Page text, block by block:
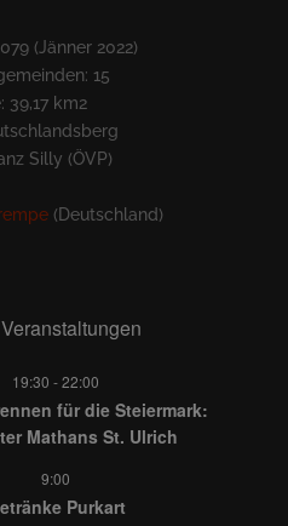
(Jänner 2022)
15
39,17 km2
Silly (ÖVP)
(Deutschland)
19:30 -22:00
für die Steiermark:
Mathans St. Ulrich
9:00
Purkart